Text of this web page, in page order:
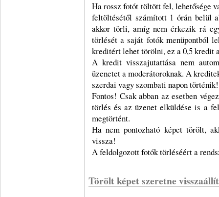
Ha rossz fotót töltött fel, lehetősége
feltöltésétől számított 1 órán belül
akkor törli, amíg nem érkezik rá
törlését a saját fotók menüpontból
kreditért lehet törölni, ez a 0,5 kredit
A kredit visszajutattása nem
üzenetet a moderátoroknak. A
szerdai vagy szombati napon történik!
Fontos! Csak abban az esetben
törlés és az üzenet elküldése is a
megtörtént.
Ha nem pontozható képet törölt,
vissza!
A feldolgozott fotók törléséért a
Törölt képet szeretne